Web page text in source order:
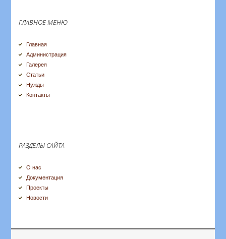
ГЛАВНОЕ МЕНЮ
Главная
Администрация
Галерея
Статьи
Нужды
Контакты
РАЗДЕЛЫ САЙТА
О нас
Документация
Проекты
Новости